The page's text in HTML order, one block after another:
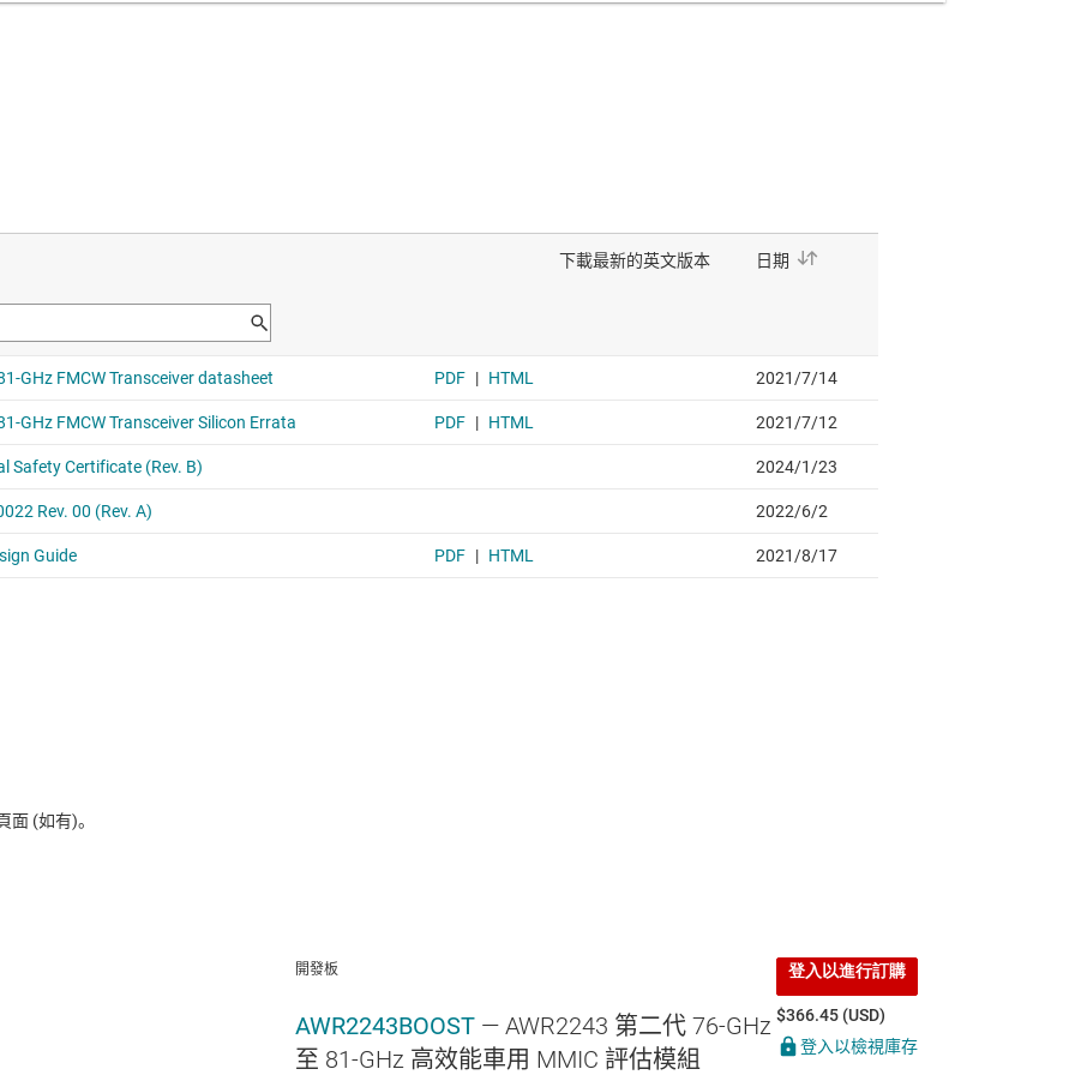
(如有)。
開發板
AWR2243BOOST — AWR2243 第二代 76-GHz
至 81-GHz 高效能車用 MMIC 評估模組
登入以進行訂購
$366.45 (USD)
登入以檢視庫存